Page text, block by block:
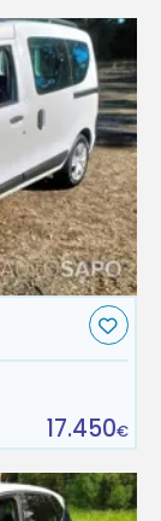
17.450€